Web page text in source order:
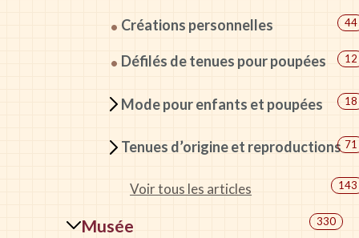
Créations personnelles 44
Défilés de tenues pour poupées 12
Mode pour enfants et poupées 18
Tenues d’origine et reproductions 71
Voir tous les articles 143
Musée 330